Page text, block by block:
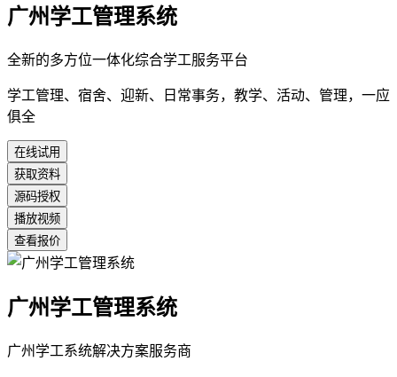
广州学工管理系统
全新的多方位一体化综合学工服务平台
学工管理、宿舍、迎新、日常事务，教学、活动、管理，一应
俱全
在线试用
获取资料
源码授权
播放视频
查看报价
广州学工管理系统
广州学工系统解决方案服务商